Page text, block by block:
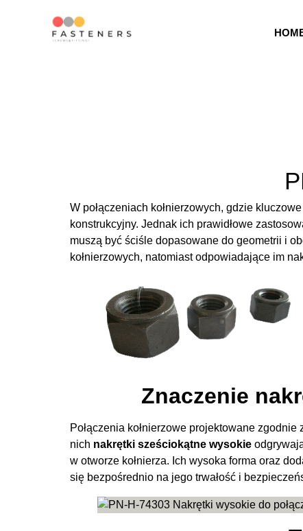
W połączeniach kołnierzowych, gdzie
konstrukcyjny. Jednak ich prawidłowe
muszą być ściśle dopasowane do geometrii i
kołnierzowych, natomiast odpowiadające im
Znaczenie
Połączenia kołnierzowe projektowane
nich nakrętki sześciokątne wysokie
w otworze kołnierza. Ich wysoka forma oraz
się bezpośrednio na jego trwałość i